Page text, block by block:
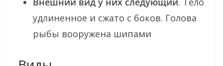
удлиненное и сжато с боков. Голова
рыбы вооружена шипами